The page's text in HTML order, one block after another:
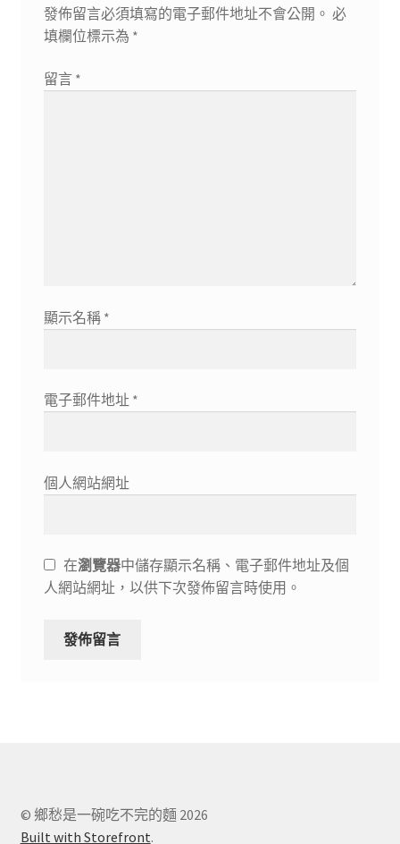
發佈留言必須填寫的電子郵件地址不會公開。 必
填欄位標示為 *
留言 *
顯示名稱 *
電子郵件地址 *
個人網站網址
在瀏覽器中儲存顯示名稱、電子郵件地址及個
人網站網址，以供下次發佈留言時使用。
© 鄉愁是一碗吃不完的麵 2026
Built with Storefront.